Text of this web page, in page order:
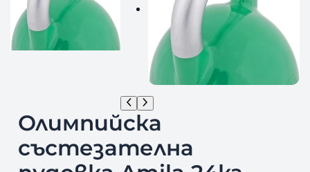
Олимпийска
състезателна